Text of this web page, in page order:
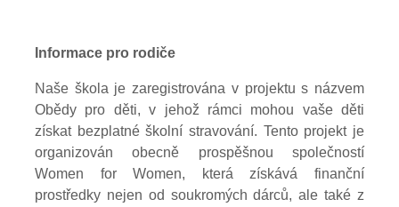
Informace pro rodiče
Naše škola je zaregistrována v projektu s názvem
Obědy pro děti, v jehož rámci mohou vaše děti
získat bezplatné školní stravování. Tento projekt je
organizován obecně prospěšnou společností
Women for Women, která získává finanční
prostředky nejen od soukromých dárců, ale také z